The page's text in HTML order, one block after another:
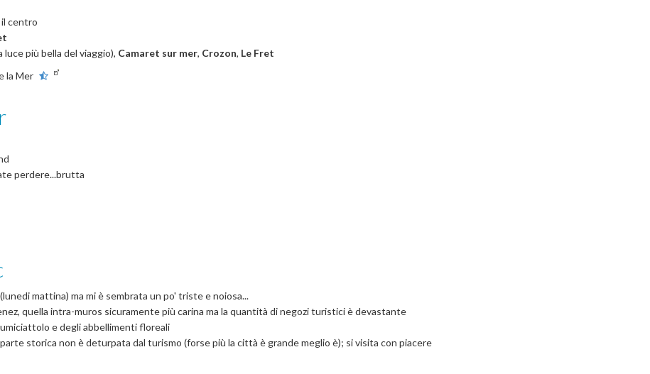
il centro
luce più bella del viaggio), Camaret sur mer, Crozon, Le Fret
la Mer
perdere...brutta
mattina) ma mi è sembrata un po' triste e noiosa...
quella intra-muros sicuramente più carina ma la quantità di negozi turistici è devastante
e degli abbellimenti floreali
storica non è deturpata dal turismo (forse più la città è grande meglio è); si visita con piacere